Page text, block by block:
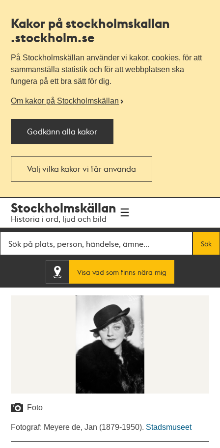
Kakor på stockholmskallan
.stockholm.se
På Stockholmskällan använder vi kakor, cookies, för att
sammanställa statistik och för att webbplatsen ska
fungera på ett bra sätt för dig.
Om kakor på Stockholmskällan
Godkänn alla kakor
Välj vilka kakor vi får använda
navigationen
huvudinnehållet
Stockholmskällan
Historia i ord, ljud och bild
Sök
Visa vad som finns nära mig
Foto
Fotograf: Meyere de, Jan (1879-1950). Stadsmuseet